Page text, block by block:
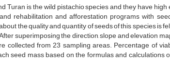
Turan is the wild pistachio species and they have
rehabilitation and afforestation programs with
the quality and quantity of seeds of this species is
superimposing the direction, slope and elevation
from 23 sampling areas. Percentage of
seed mass based on the formulas and calculations